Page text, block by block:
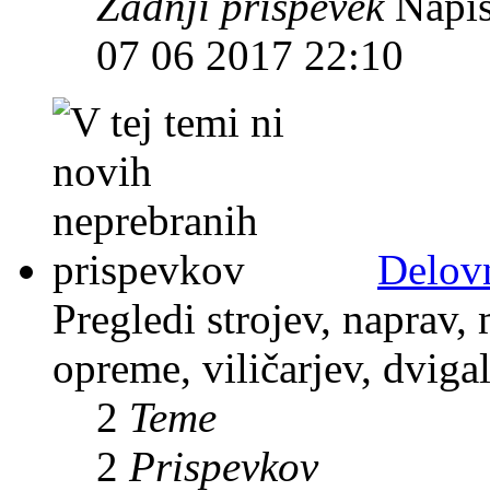
07 06 2017 22:10
Pregledi strojev, naprav,
opreme, viličarjev,
2 Teme
2 Prispevkov